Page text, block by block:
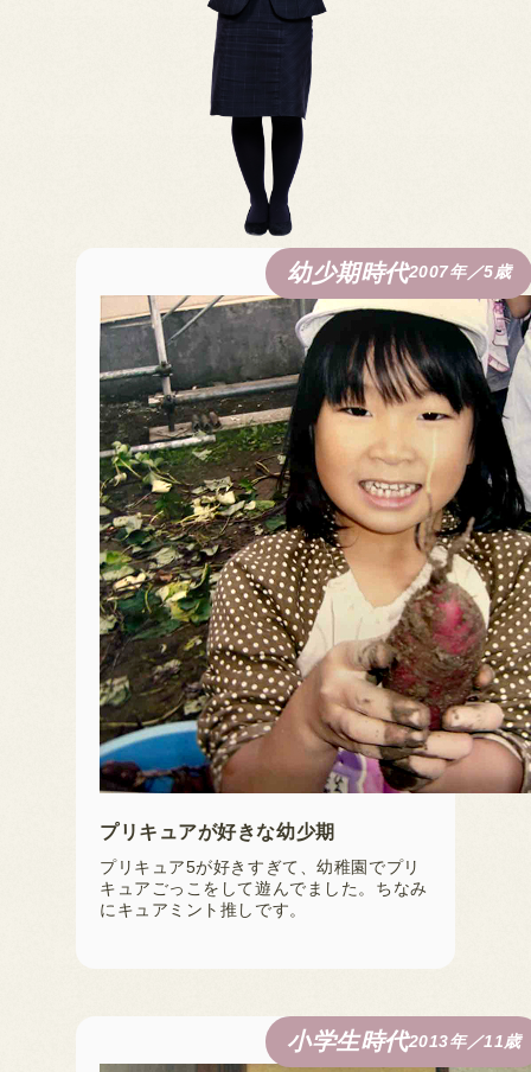
幼少期時代2007年／5歳
プリキュアが好きな幼少期
プリキュア5が好きすぎて、幼稚園でプリ
キュアごっこをして遊んでました。ちなみ
にキュアミント推しです。
小学生時代2013年／11歳